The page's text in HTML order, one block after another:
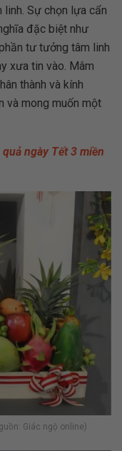
Sự chọn lựa cẩn
đặc biệt như
tư tưởng tâm linh
xưa tin vào. Mâm
thành và kính
và mong muốn một
ngày Tết 3 miền
Giác ngộ online)